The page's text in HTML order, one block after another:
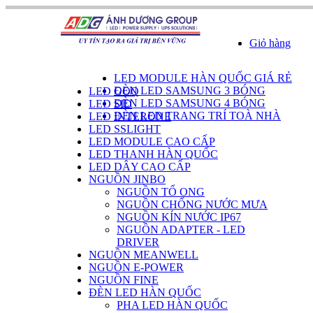
Giỏ hàng
LED MODULE HÀN QUỐC GIÁ RẺ
ĐÈN LED SAMSUNG 3 BÓNG
ĐÈN LED SAMSUNG 4 BÓNG
ĐÈN LED TRANG TRÍ TOÀ NHÀ
LED GOQ
LED SID
LED INTERONE
LED SSLIGHT
LED MODULE CAO CẤP
LED THANH HÀN QUỐC
LED DÂY CAO CẤP
NGUỒN JINBO
NGUỒN TỔ ONG
NGUỒN CHỐNG NƯỚC MƯA
NGUỒN KÍN NƯỚC IP67
NGUỒN ADAPTER - LED
DRIVER
NGUỒN MEANWELL
NGUỒN E-POWER
NGUỒN FINE
ĐÈN LED HÀN QUỐC
PHA LED HÀN QUỐC